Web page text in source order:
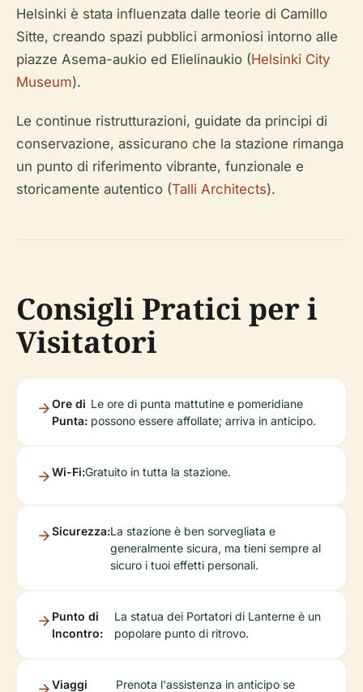
Helsinki è stata influenzata dalle teorie di Camillo
Sitte, creando spazi pubblici armoniosi intorno alle
piazze Asema-aukio ed Elielinaukio (Helsinki City
Museum).
Le continue ristrutturazioni, guidate da principi di
conservazione, assicurano che la stazione rimanga
un punto di riferimento vibrante, funzionale e
storicamente autentico (Talli Architects).
Consigli Pratici per i
Visitatori
Ore di
Punta:
Le ore di punta mattutine e pomeridiane
possono essere affollate; arriva in anticipo.
Wi-Fi:Gratuito in tutta la stazione.
Sicurezza:La stazione è ben sorvegliata e
generalmente sicura, ma tieni sempre al
sicuro i tuoi effetti personali.
Punto di
Incontro:
La statua dei Portatori di Lanterne è un
popolare punto di ritrovo.
Viaggi
Prenota l'assistenza in anticipo se